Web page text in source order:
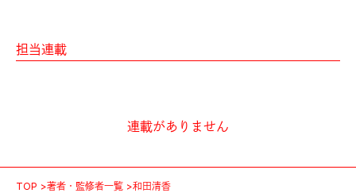
担当連載
連載がありません
TOP 著者・監修者一覧 和田清香